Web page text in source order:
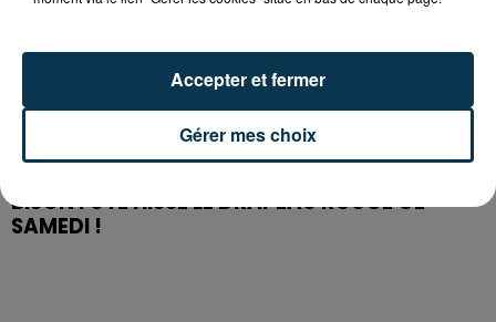
BISON FUTÉ HISSE LE DRAPEAU ROUGE CE
SAMEDI !
Gérer mes choix
Accepter et fermer